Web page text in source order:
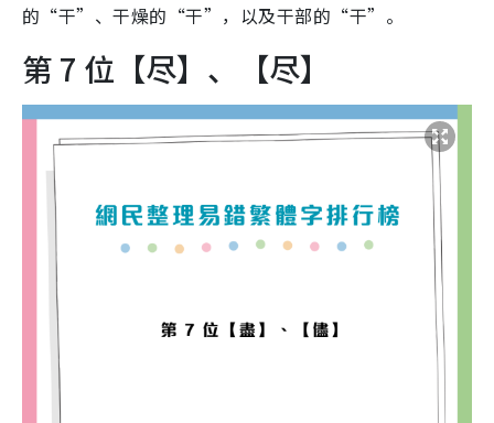
的“干”、干燥的“干”，以及干部的“干”。
第 7 位【尽】、【尽】